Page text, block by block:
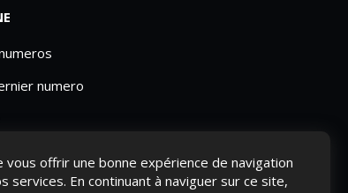
offrir une bonne expérience de navigation
services. En continuant à naviguer sur ce site,
numero